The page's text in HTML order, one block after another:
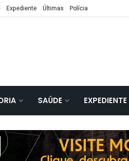
Expediente Últimas Polícia
SAÚDE EXPEDIENTE